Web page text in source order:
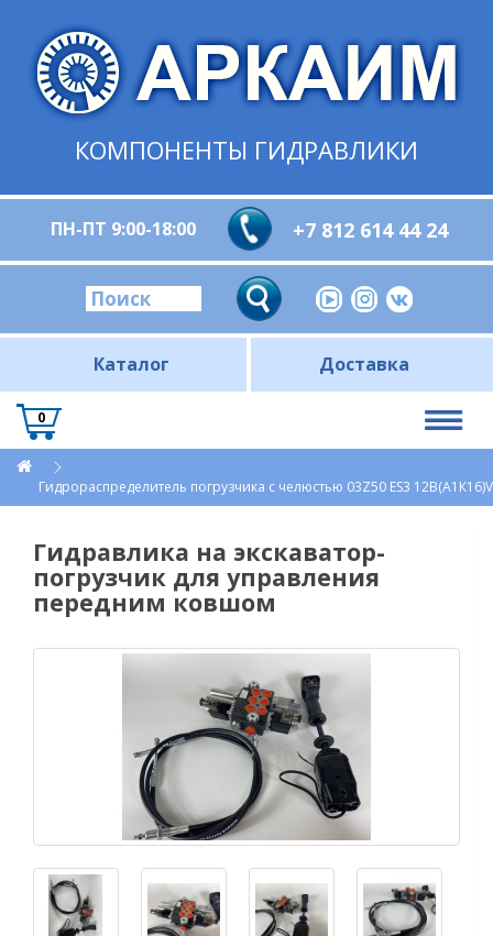
КОМПОНЕНТЫ ГИДРАВЛИКИ
ПН-ПТ 9:00-18:00 +7 812 614 44 24
Каталог Доставка
0
Гидрораспределитель погрузчика с челюстью 03Z50 ES3
Гидравлика на экскаватор-
погрузчик для управления
передним ковшом